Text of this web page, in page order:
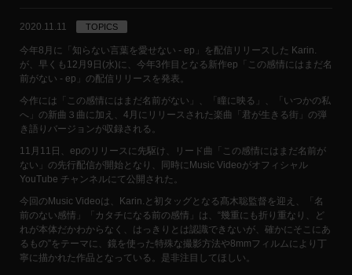
2020.11.11 TOPICS
今年8月に「知らない言葉を愛せない - ep」を配信リリースした Karin.
が、早くも12月9日(水)に、今年3作目となる新作ep「この感情にはまだ名
前がない - ep」の配信リリースを発表。
今作には「この感情にはまだ名前がない」、「瞳に映る」、「いつかの私
へ」の新曲３曲に加え、4月にリリースされた楽曲「君が生きる街」の弾
き語りバージョンが収録される。
11月11日、epのリリースに先駆け、リード曲「この感情にはまだ名前が
ない」の先行配信が開始となり、同時にMusic Videoがオフィシャル
YouTube チャンネルにて公開された。
今回のMusic Videoは、Karin.と初タッグとなる髙木聡監督を迎え、「名
前のない感情」「カタチになる前の感情」は、“幾重にも折り重なり、ど
れが本体だかわからなく、はっきりとは認識できないが、確かにそこにあ
るもの”をテーマに、鏡を使った特殊な撮影方法や8mmフィルムにより丁
寧に描かれた作品となっている。是非注目してほしい。